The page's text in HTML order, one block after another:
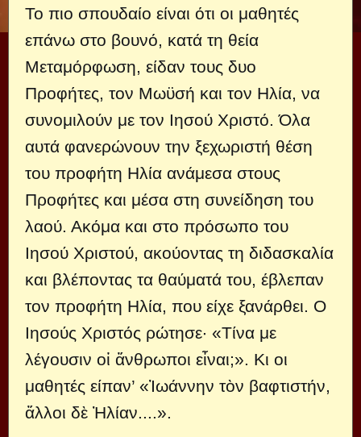
Το πιο σπουδαίο είναι ότι οι μαθητές
επάνω στο βουνό, κατά τη θεία
Μεταμόρφωση, είδαν τους δυο
Προφήτες, τον Μωϋσή και τον Ηλία, να
συνομιλούν με τον Ιησού Χριστό. Όλα
αυτά φανερώνουν την ξεχωριστή θέση
του προφήτη Ηλία ανάμεσα στους
Προφήτες και μέσα στη συνείδηση του
λαού. Ακόμα και στο πρόσωπο του
Ιησού Χριστού, ακούοντας τη διδασκαλία
και βλέποντας τα θαύματά του, έβλεπαν
τον προφήτη Ηλία, που είχε ξανάρθει. Ο
Ιησούς Χριστός ρώτησε· «Τίνα με
λέγουσιν οἱ ἄνθρωποι εἶναι;». Κι οι
μαθητές είπαν’ «Ἰωάννην τὸν βαφτιστήν,
ἄλλοι δὲ Ἠλίαν....».